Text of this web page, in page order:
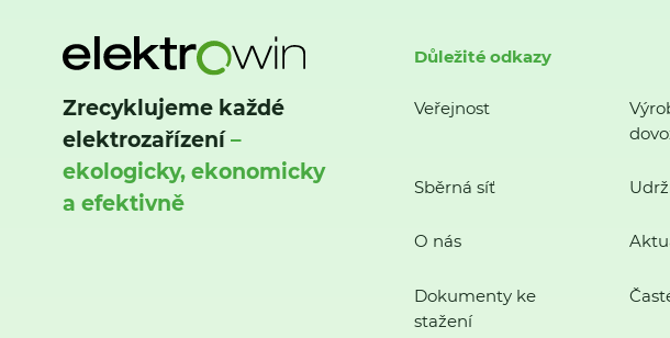
Zrecyklujeme každé
elektrozařízení–
ekologicky, ekonomicky
a efektivně
Důležité odkazy
Veřejnost
Sběrná síť
O nás
Dokumenty ke
stažení